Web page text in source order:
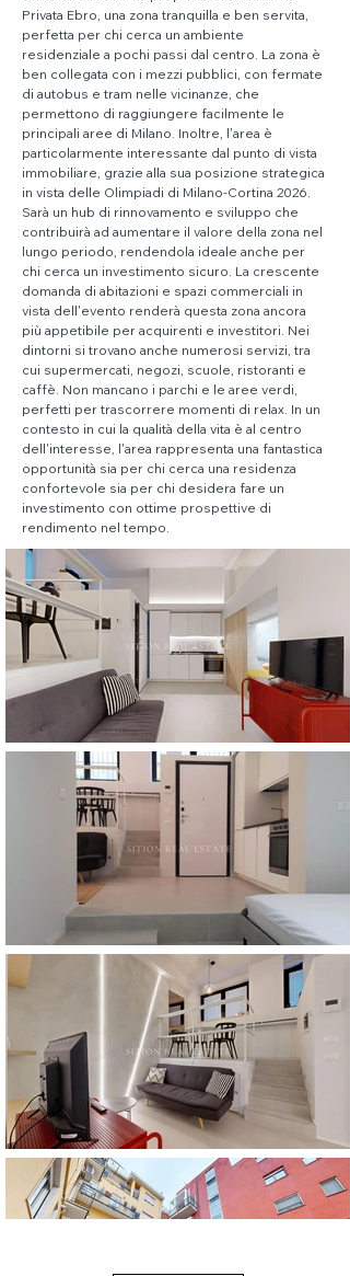
Privata Ebro, una zona tranquilla e ben servita,
perfetta per chi cerca un ambiente
residenziale a pochi passi dal centro. La zona è
ben collegata con i mezzi pubblici, con fermate
di autobus e tram nelle vicinanze, che
permettono di raggiungere facilmente le
principali aree di Milano. Inoltre, l'area è
particolarmente interessante dal punto di vista
immobiliare, grazie alla sua posizione strategica
in vista delle Olimpiadi di Milano-Cortina 2026.
Sarà un hub di rinnovamento e sviluppo che
contribuirà ad aumentare il valore della zona nel
lungo periodo, rendendola ideale anche per
chi cerca un investimento sicuro. La crescente
domanda di abitazioni e spazi commerciali in
vista dell'evento renderà questa zona ancora
più appetibile per acquirenti e investitori. Nei
dintorni si trovano anche numerosi servizi, tra
cui supermercati, negozi, scuole, ristoranti e
caffè. Non mancano i parchi e le aree verdi,
perfetti per trascorrere momenti di relax. In un
contesto in cui la qualità della vita è al centro
dell'interesse, l'area rappresenta una fantastica
opportunità sia per chi cerca una residenza
confortevole sia per chi desidera fare un
investimento con ottime prospettive di
rendimento nel tempo.